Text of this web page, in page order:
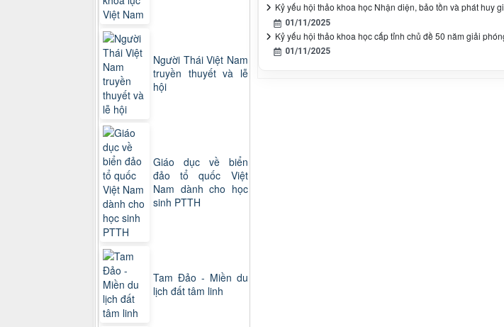
Kỷ yếu hội thảo khoa học Nhận diện, bảo tồn và phát huy
01/11/2025
Kỷ yếu hội thảo khoa học cấp tỉnh chủ đề 50 năm giải
01/11/2025
Người Thái Việt Nam
truyền thuyết và lễ
hội
Giáo dục về biển
đảo tổ quốc Việt
Nam dành cho học
sinh PTTH
Tam Đảo - Miền du
lịch đất tâm linh